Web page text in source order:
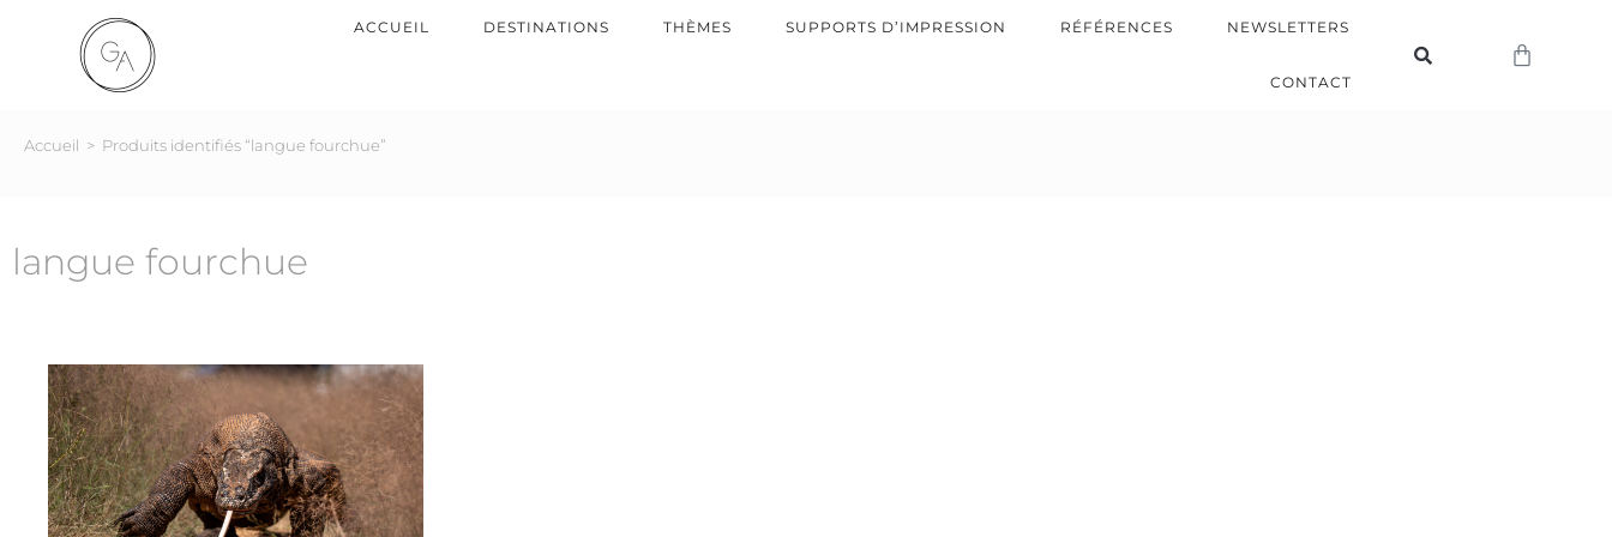
ACCUEIL DESTINATIONS THÈMES SUPPORTS D’IMPRESSION RÉFÉRENCES NEWSLETTERS
CONTACT
Accueil > Produits identifiés “langue fourchue”
langue fourchue